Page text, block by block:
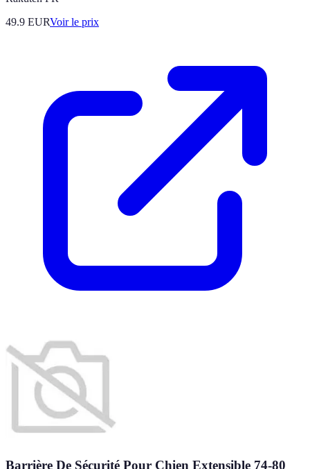
49.9 EURVoir le prix
Barrière De Sécurité Pour Chien Extensible 74-80